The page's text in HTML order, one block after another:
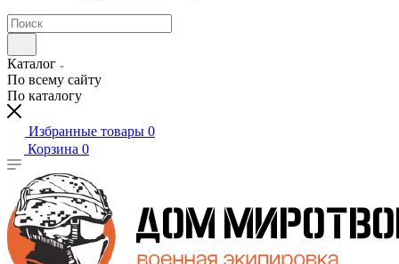
Каталог
По всему сайту
По каталогу
Избранные товары 0
Корзина 0